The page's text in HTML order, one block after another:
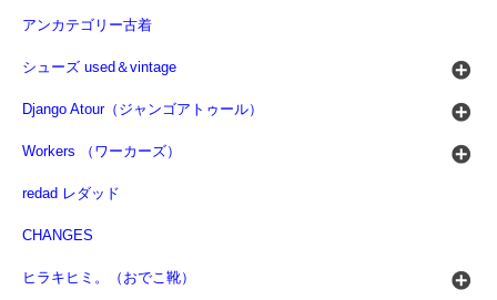
アンカテゴリー古着
シューズ used＆vintage
Django Atour（ジャンゴアトゥール）
Workers （ワーカーズ）
redad レダッド
CHANGES
ヒラキヒミ。（おでこ靴）